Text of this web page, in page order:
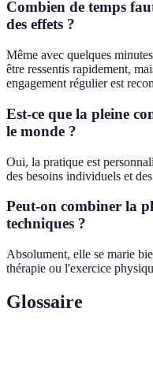
Combien de temps
des effets ?
Même avec quelques
être ressentis rapidement,
engagement régulier est
Est-ce que la pleine
le monde ?
Oui, la pratique est
des besoins individuels et
Peut-on combiner la
techniques ?
Absolument, elle se marie
thérapie ou l'exercice
Glossaire